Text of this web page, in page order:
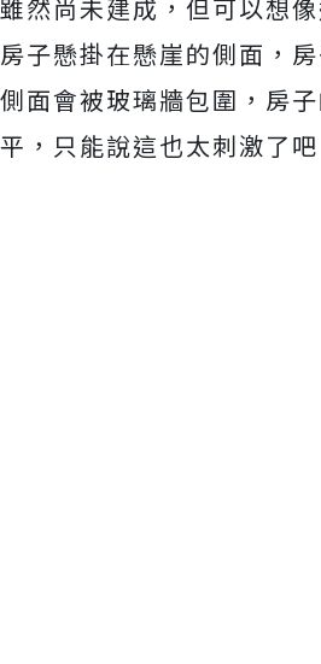
雖然尚未建成，但可以想
房子懸掛在懸崖的側面，
側面會被玻璃牆包圍，房
平，只能說這也太刺激了吧